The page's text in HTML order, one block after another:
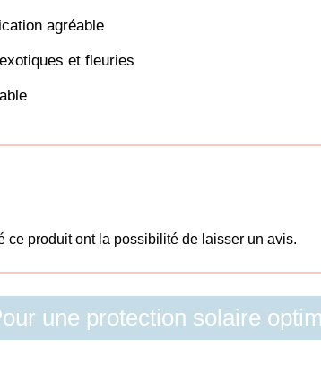
agréable
et fleuries
ce produit ont la possibilité de laisser un avis.
une protection solaire